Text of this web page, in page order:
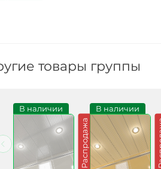
товары группы
В наличии
Распродажа
В наличии